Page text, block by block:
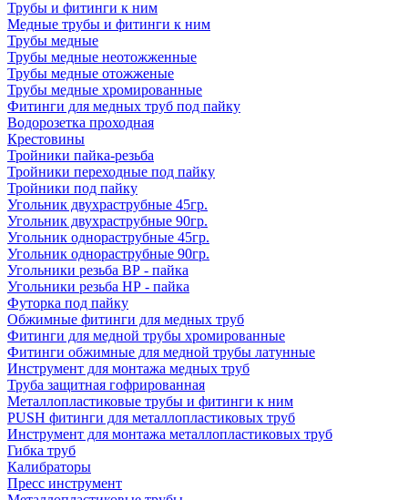
Трубы и фитинги к ним
Медные трубы и фитинги к ним
Трубы медные
Трубы медные неотожженные
Трубы медные отожженые
Трубы медные хромированные
Фитинги для медных труб под пайку
Водорозетка проходная
Крестовины
Тройники пайка-резьба
Тройники переходные под пайку
Тройники под пайку
Угольник двухраструбные 45гр.
Угольник двухраструбные 90гр.
Угольник однораструбные 45гр.
Угольник однораструбные 90гр.
Угольники резьба ВР - пайка
Угольники резьба НР - пайка
Футорка под пайку
Обжимные фитинги для медных труб
Фитинги для медной трубы хромированные
Фитинги обжимные для медной трубы латунные
Инструмент для монтажа медных труб
Труба защитная гофрированная
Металлопластиковые трубы и фитинги к ним
PUSH фитинги для металлопластиковых труб
Инструмент для монтажа металлопластиковых труб
Гибка труб
Калибраторы
Пресс инструмент